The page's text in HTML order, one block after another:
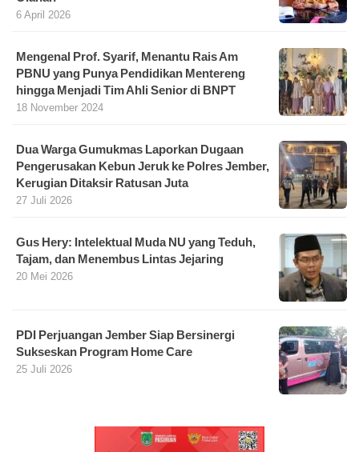
6 April 2026
Mengenal Prof. Syarif, Menantu Rais Am
PBNU yang Punya Pendidikan Mentereng
hingga Menjadi Tim Ahli Senior di BNPT
18 November 2024
Dua Warga Gumukmas Laporkan Dugaan
Pengerusakan Kebun Jeruk ke Polres Jember,
Kerugian Ditaksir Ratusan Juta
27 Juli 2026
Gus Hery: Intelektual Muda NU yang Teduh,
Tajam, dan Menembus Lintas Jejaring
20 Mei 2026
PDI Perjuangan Jember Siap Bersinergi
Sukseskan Program Home Care
25 Juli 2026